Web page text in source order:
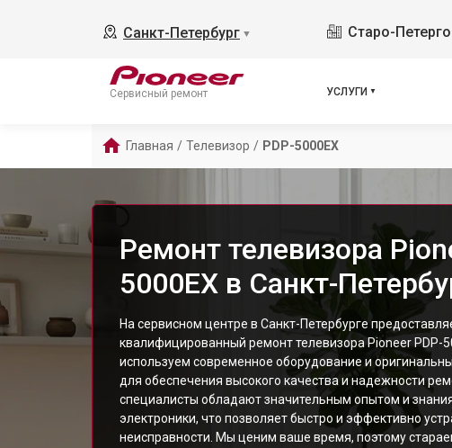
Санкт-Петербург ▼ Старо-
Сервисный ремонт УСЛУГИ
Главная / Телевизор / PDP-5000EX
Ремонт телевизора
5000EX в Санкт-
На сервисном центре в Санкт-Петербурге
квалифицированный ремонт телевизора Pioneer PDP-
используем современное оборудование и
для обеспечения высокого качества и надежности
специалисты обладают значительным опытом и
электроники, что позволяет быстро и эффективно
неисправности. Мы ценим ваше время, поэтому